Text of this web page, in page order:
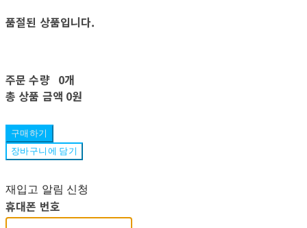
품절된 상품입니다.
주문 수량 0개
총 상품 금액 0원
구매하기
장바구니에 담기
재입고 알림 신청
휴대폰 번호